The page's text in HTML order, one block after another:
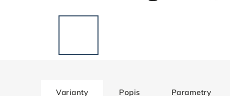
Varianty Popis Parametry